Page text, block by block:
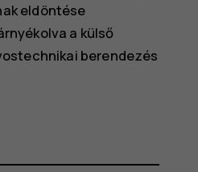
eldöntése
a külső
berendezés